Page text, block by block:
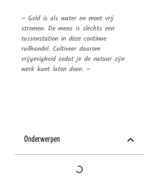
~ Geld is als water en moet vrij
stromen. De mens is slechts een
tussenstation in deze continue
ruilhandel. Cultiveer daarom
vrijgevigheid zodat je de natuur zijn
werk kunt laten doen. ~
Onderwerpen